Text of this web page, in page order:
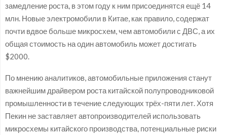
замедление роста, в этом году к ним присоединятся ещё 14
млн. Новые электромобили в Китае, как правило, содержат
почти вдвое больше микросхем, чем автомобили с ДВС, а их
общая стоимость на один автомобиль может достигать
$2000.
По мнению аналитиков, автомобильные приложения станут
важнейшим драйвером роста китайской полупроводниковой
промышленности в течение следующих трёх-пяти лет. Хотя
Пекин не заставляет автопроизводителей использовать
микросхемы китайского производства, потенциальные риски